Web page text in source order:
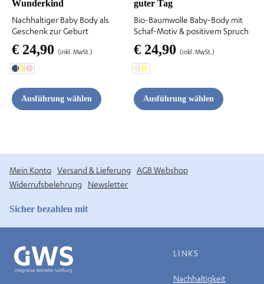
Wunderkind
Nachhaltiger Baby Body als
Geschenk zur Geburt
€ 24,90 (inkl. MwSt.)
Ausführung wählen
Produktseite
gewählt
werden
guter Tag
Bio-Baumwolle Baby-Body mit
Schaf-Motiv & positivem Spruch
€24,90 (inkl. MwSt.)
Ausführung wählen
Produktseite
gewählt
werden
Mein Konto Versand & Lieferung
AGB Webshop
Widerrufsbelehrung
Newsletter
Sicher bezahlen mit
LINKS
Nachhaltigkeit